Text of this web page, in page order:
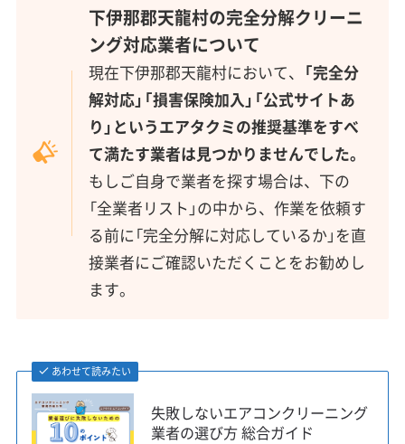
下伊那郡天龍村の完全分解クリーニ
ング対応業者について
現在下伊那郡天龍村において、 「完全分
解対応」「損害保険加入」「公式サイトあ
り」というエアタクミの推奨基準をすべ
て満たす業者は見つかりませんでした。
もしご自身で業者を探す場合は、下の
「全業者リスト」の中から、作業を依頼す
る前に「完全分解に対応しているか」を直
接業者にご確認いただくことをお勧めし
ます。
あわせて読みたい
失敗しないエアコンクリーニング
業者の選び方 総合ガイド